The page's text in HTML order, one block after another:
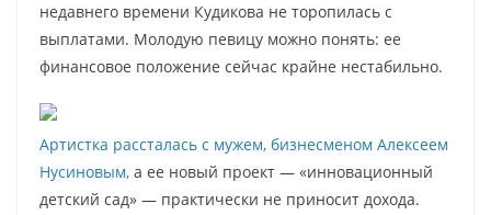
недавнего времени Кудикова не торопилась с
выплатами. Молодую певицу можно понять: ее
финансовое положение сейчас крайне нестабильно.
Артистка рассталась с мужем, бизнесменом Алексеем
Нусиновым, а ее новый проект — «инновационный
детский сад» — практически не приносит дохода.